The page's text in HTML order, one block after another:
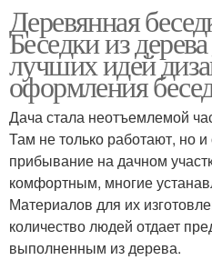
Деревянная
Беседки из
лучших идей
оформления
Дача стала неотъемлемой
Там не только работают, но
прибывание на дачном
комфортным, многие
Материалов для их
количество людей отдает
выполненным из дерева.